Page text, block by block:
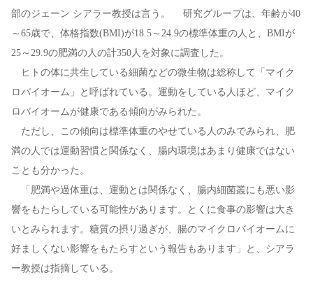
部のジェーン シアラー教授は言う。 研究グループは、年齢が40
～65歳で、体格指数(BMI)が18.5～24.9の標準体重の人と、BMIが
25～29.9の肥満の人の計350人を対象に調査した。
ヒトの体に共生している細菌などの微生物は総称して「マイク
ロバイオーム」と呼ばれている。運動をしている人ほど、マイク
ロバイオームが健康である傾向がみられた。
ただし、この傾向は標準体重のやせている人のみでみられ、肥
満の人では運動習慣と関係なく、腸内環境はあまり健康ではない
ことも分かった。
「肥満や過体重は、運動とは関係なく、腸内細菌叢にも悪い影
響をもたらしている可能性があります。とくに食事の影響は大き
いとみられます。糖質の摂り過ぎが、腸のマイクロバイオームに
好ましくない影響をもたらすという報告もあります」と、シアラ
ー教授は指摘している。